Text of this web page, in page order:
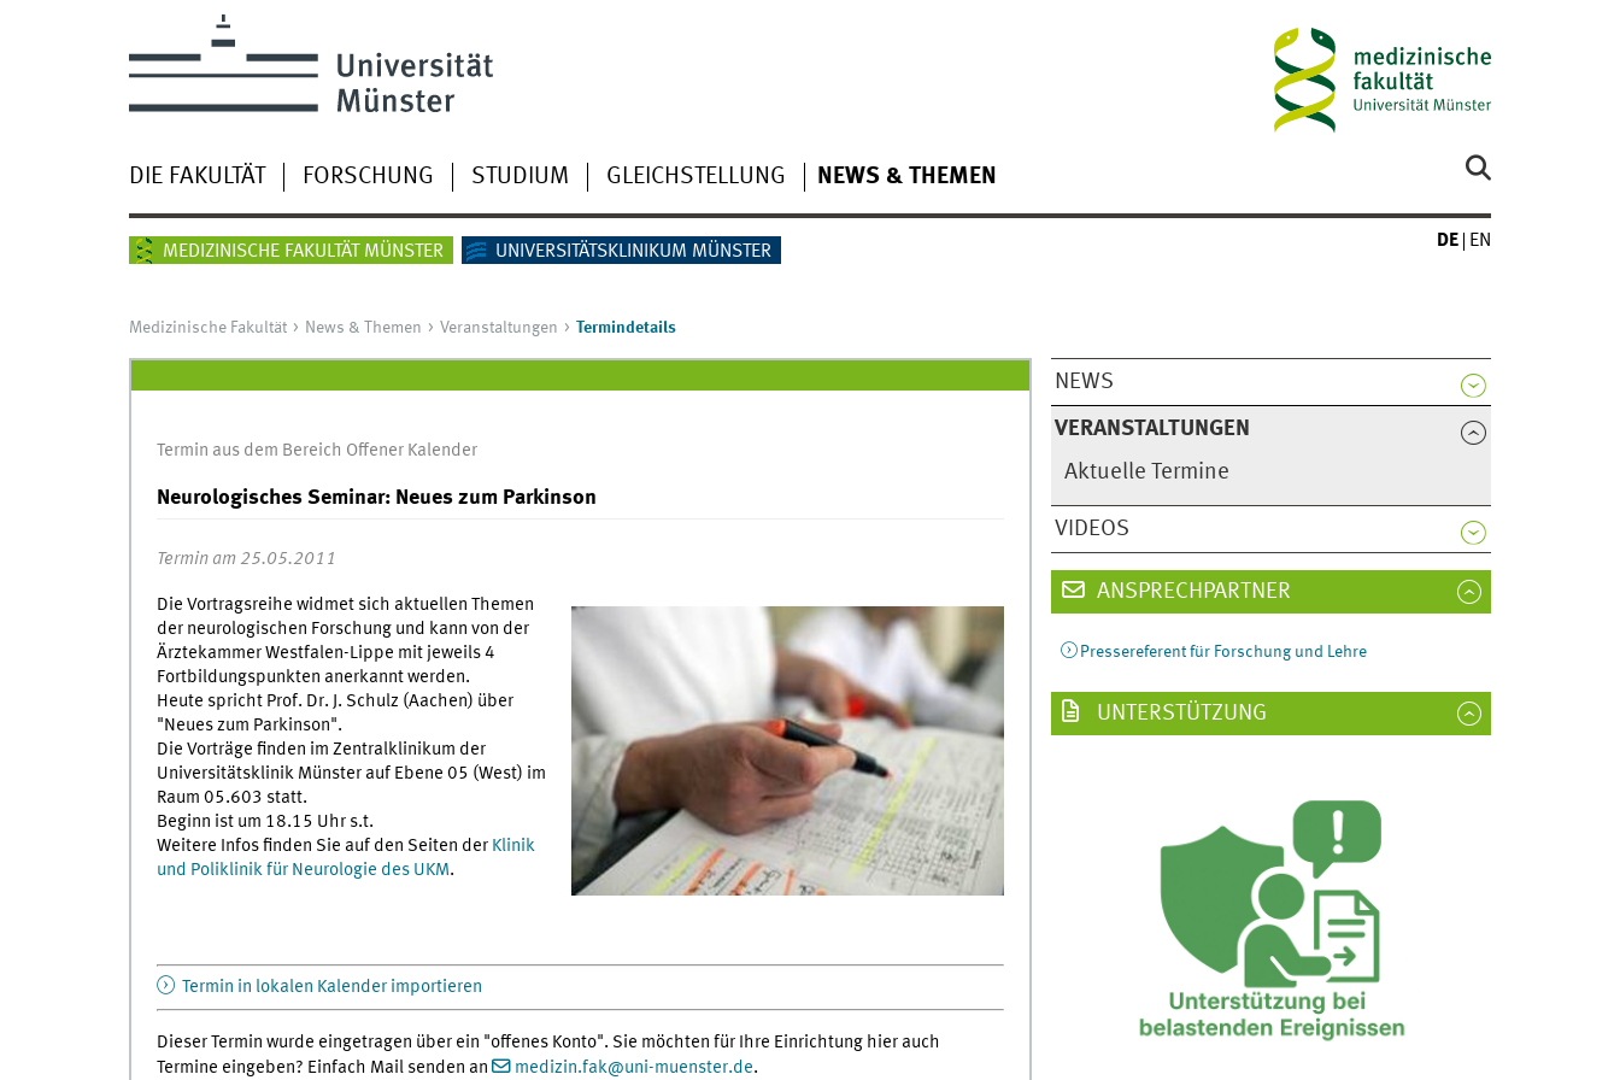
DIE FAKULTÄT FORSCHUNG STUDIUM GLEICHSTELLUNG NEWS & THEMEN
MEDIZINISCHE FAKULTÄT MÜNSTER UNIVERSITÄTSKLINIKUM MÜNSTER
DE EN
Medizinische Fakultät News & Themen Veranstaltungen Termindetails
NEWS
VERANSTALTUNGEN
Aktuelle Termine
VIDEOS
Termin aus dem Bereich Offener Kalender
Neurologisches Seminar: Neues zum Parkinson
Termin am 25.05.2011
Die Vortragsreihe widmet sich aktuellen Themen
der neurologischen Forschung und kann von der
Ärztekammer Westfalen-Lippe mit jeweils 4
Fortbildungspunkten anerkannt werden.
Heute spricht Prof. Dr. J. Schulz (Aachen) über
"Neues zum Parkinson".
Die Vorträge finden im Zentralklinikum der
Universitätsklinik Münster auf Ebene 05 (West) im
Raum 05.603 statt.
Beginn ist um 18.15 Uhr s.t.
Weitere Infos finden Sie auf den Seiten der Klinik
und Poliklinik für Neurologie des UKM.
Termin in lokalen Kalender importieren
Dieser Termin wurde eingetragen über ein "offenes Konto". Sie möchten für Ihre Einrichtung hier auch
Termine eingeben? Einfach Mail senden an
medizin.fak@uni-muenster.de.
ANSPRECHPARTNER
Pressereferent für Forschung und Lehre
UNTERSTÜTZUNG